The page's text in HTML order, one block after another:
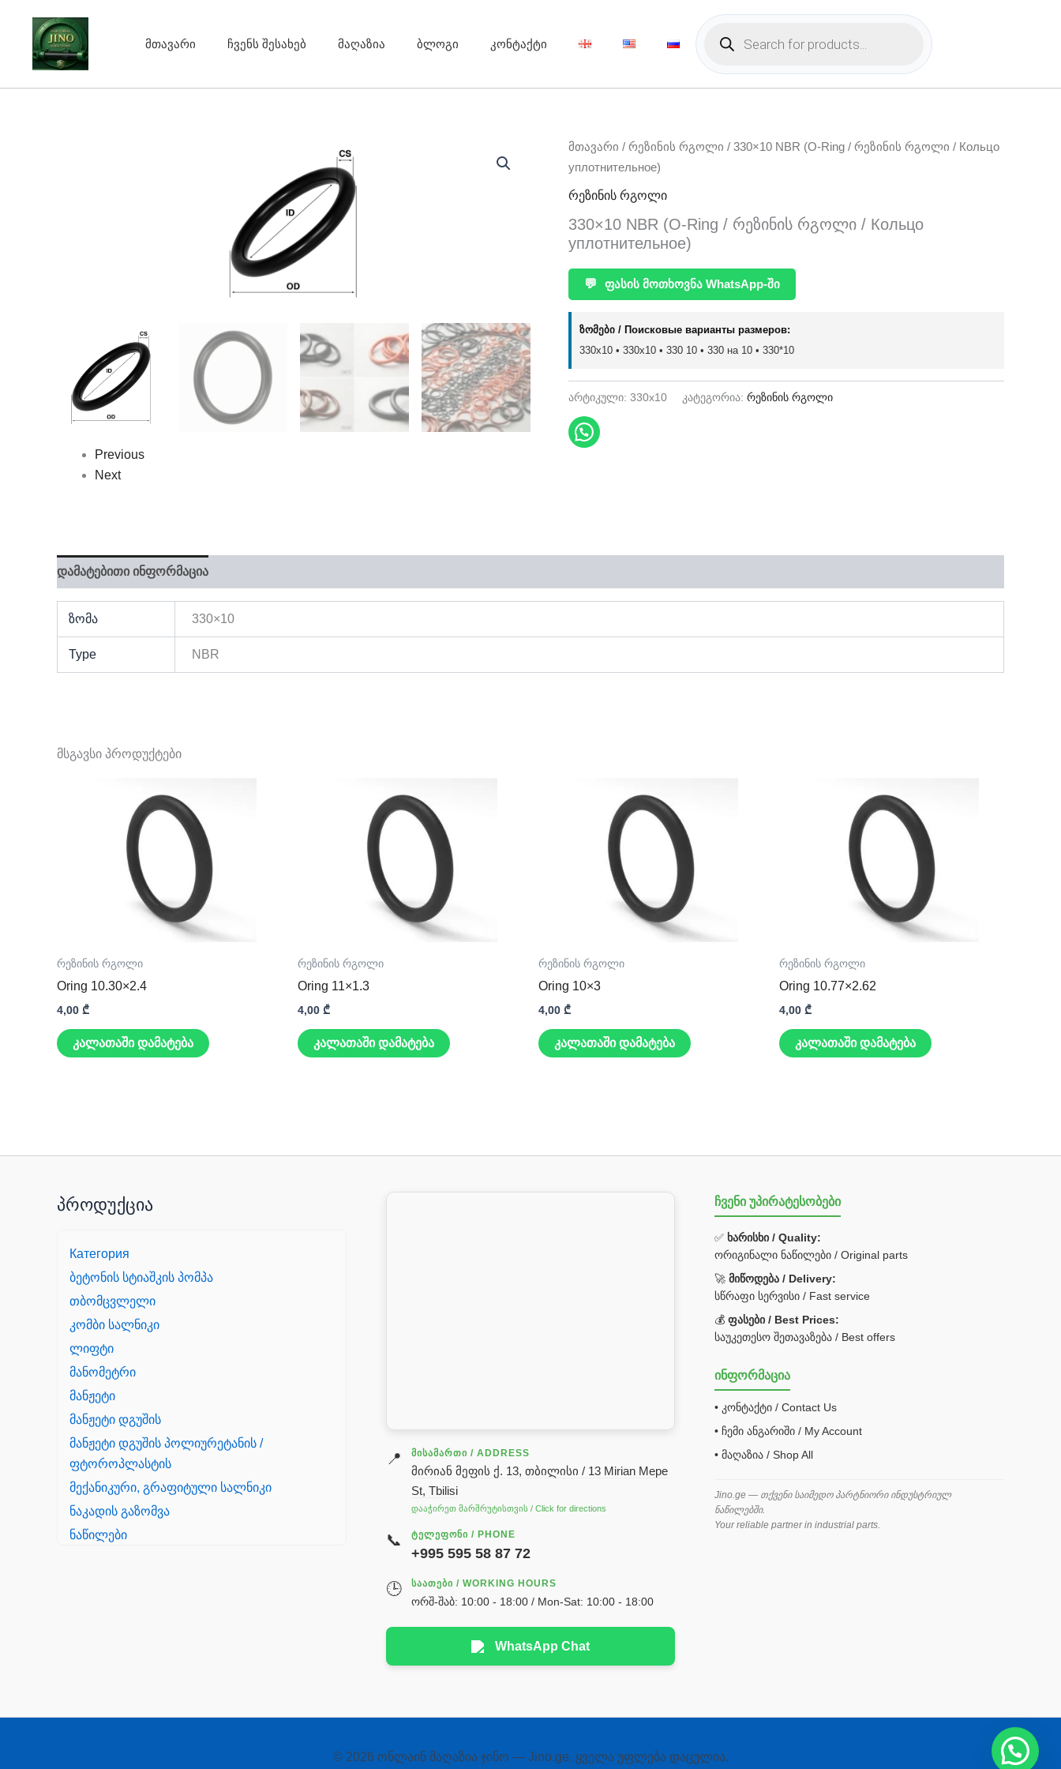
content
მთავარი ჩვენს შესახებ მაღაზია ბლოგი კონტაქტი
Products
search
Previous
Next
მთავარი / რეზინის რგოლი / 330×10 NBR (O-Ring / რეზინის რგოლი / Кольцо
уплотнительное)
რეზინის რგოლი
330×10 NBR (O-Ring / რეზინის რგოლი / Кольцо
уплотнительное)
💬 ფასის მოთხოვნა WhatsApp-ში
ზომები / Поисковые варианты размеров:
330x10 • 330х10 • 330 10 • 330 на 10 • 330*10
არტიკული: 330x10 კატეგორია: რეზინის რგოლი
დამატებითი ინფორმაცია
ზომა 330×10
Type NBR
მსგავსი პროდუქტები
რეზინის რგოლი
Oring 10.30×2.4
4,00 ₾
კალათაში დამატება
რეზინის რგოლი
Oring 11×1.3
4,00 ₾
კალათაში დამატება
რეზინის რგოლი
Oring 10×3
4,00 ₾
კალათაში დამატება
რეზინის რგოლი
Oring 10.77×2.62
4,00 ₾
კალათაში დამატება
პროდუქცია
Категория
ბეტონის სტიაშკის პომპა
თბომცვლელი
კომბი სალნიკი
ლიფტი
მანომეტრი
მანჟეტი
მანჟეტი დგუშის
მანჟეტი დგუშის პოლიურეტანის /
ფტოროპლასტის
მექანიკური, გრაფიტული სალნიკი
ნაკადის გაზომვა
ნაწილები
რეზინის რგოლი
📍 ᲛᲘᲡᲐᲛᲐᲠᲗᲘ / ADDRESS
მირიან მეფის ქ. 13, თბილისი / 13 Mirian Mepe
St, Tbilisi
დააჭირეთ მარშრუტისთვის / Click for directions
📞 ᲢᲔᲚᲔᲤᲝᲜᲘ / PHONE
+995 595 58 87 72
🕒 ᲡᲐᲐᲗᲔᲑᲘ / WORKING HOURS
ორშ-შაბ: 10:00 - 18:00 / Mon-Sat: 10:00 - 18:00
WhatsApp Chat
ჩვენი უპირატესობები
✅ ხარისხი / Quality:
ორიგინალი ნაწილები / Original parts
🚀მიწოდება / Delivery:
სწრაფი სერვისი / Fast service
💰ფასები / Best Prices:
საუკეთესო შეთავაზება / Best offers
ინფორმაცია
• კონტაქტი / Contact Us
• ჩემი ანგარიში / My Account
• მაღაზია / Shop All
Jino.ge — თქვენი საიმედო პარტნიორი ინდუსტრიულ
ნაწილებში.
Your reliable partner in industrial parts.
© 2026 ონლაინ მაღაზია ჯინო — Jino.ge. ყველა უფლება დაცულია.